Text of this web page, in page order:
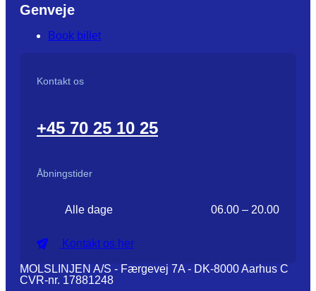
Genveje
Book billet
Kontakt os
+45 70 25 10 25
Åbningstider
Alle dage 06.00 – 20.00
Kontakt os her
MOLSLINJEN A/S - Færgevej 7A - DK-8000 Aarhus C
CVR-nr. 17881248